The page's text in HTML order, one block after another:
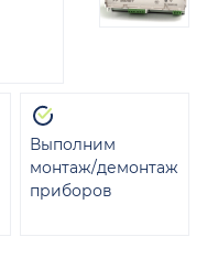
Выполним
монтаж/демонтаж
приборов